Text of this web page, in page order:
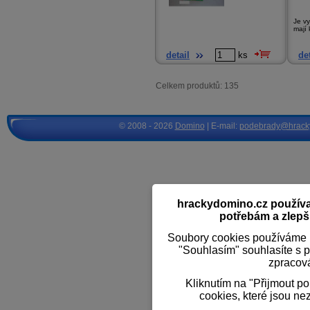
detail ks
Je
mají
Celkem produktů: 135
hrackydomino.cz
potřebám a
Soubory cookies
"Souhlasím" souhlasíte s
Kliknutím na "Přijmout
cookies, které jsou
© 2008 - 2026 Domino | E-mail: